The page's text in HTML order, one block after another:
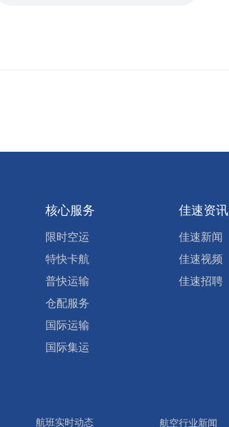
核心服务
限时空运
特快卡航
普快运输
仓配服务
国际运输
国际集运
佳速资讯
佳速新闻
佳速视频
佳速招聘
航班实时动态 航空行业新闻